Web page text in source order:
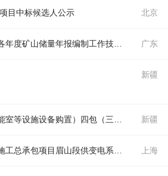
目中标候选人公示 北京
中国电建水电八局广东省阳西县溪头镇凤凰岭矿区建筑用片麻岩矿项目各年度矿山储量年报编制工作技术咨询服务采购项目公开谈判采购公告（ 广东
新疆
塔城军供站配套设施购置及基础设施改造项目（餐厅、厨房、宿舍、功能室等设施设备购置）四包（三次）中标(成交)结果公告（ 新疆
中国电建上海电力建设有限责任公司市域（郊）铁路成都至眉山线工程施工总承包项目眉山段供变电系统工区项目电缆附件采购项目中标候选人公示（ 上海